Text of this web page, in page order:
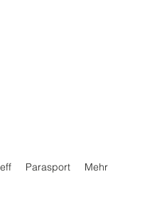
Parasport Mehr